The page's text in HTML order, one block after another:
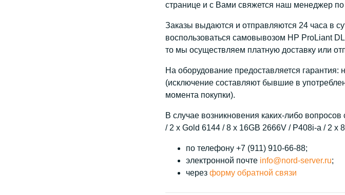
странице и с Вами свяжется наш менеджер
Заказы выдаются и отправляются 24 часа в
воспользоваться самовывозом HP ProLiant
то мы осуществляем платную доставку или
На оборудование предоставляется гарантия:
(исключение составляют бывшие в
момента покупки).
В случае возникновения каких-либо
/ 2 x Gold 6144 / 8 x 16GB 2666V / P408i-a / 2 x
по телефону +7 (911) 910-66-88;
электронной почте info@nord-server.ru;
через форму обратной связи